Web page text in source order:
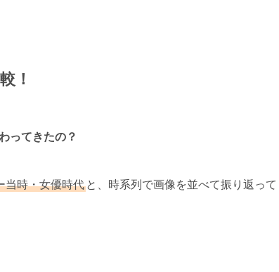
！
ってきたの？
当時・女優時代 と、時系列で画像を並べて振り返って